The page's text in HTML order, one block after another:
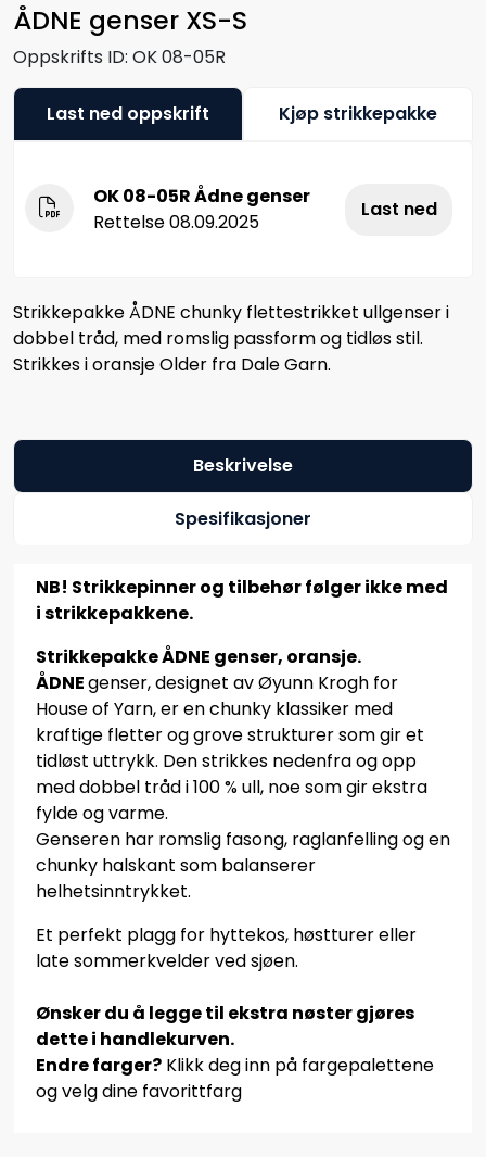
ÅDNE genser XS-S
Oppskrifts ID: OK 08-05R
Last ned oppskrift Kjøp strikkepakke
OK 08-05R Ådne genser
Rettelse 08.09.2025
Last ned
Strikkepakke ÅDNE chunky flettestrikket ullgenser i
dobbel tråd, med romslig passform og tidløs stil.
Strikkes i oransje Older fra Dale Garn.
Beskrivelse
Spesifikasjoner
NB! Strikkepinner og tilbehør følger ikke med
i strikkepakkene.
Strikkepakke ÅDNE genser, oransje.
ÅDNEgenser, designet av Øyunn Krogh for
House of Yarn, er en chunky klassiker med
kraftige fletter og grove strukturer som gir et
tidløst uttrykk. Den strikkes nedenfra og opp
med dobbel tråd i 100 % ull, noe som gir ekstra
fylde og varme.
Genseren har romslig fasong, raglanfelling og en
chunky halskant som balanserer
helhetsinntrykket.
Et perfekt plagg for hyttekos, høstturer eller
late sommerkvelder ved sjøen.
Ønsker du å legge til ekstra nøster gjøres
dette i handlekurven.
Endre farger? Klikk deg inn på fargepalettene
og velg dine favorittfarg